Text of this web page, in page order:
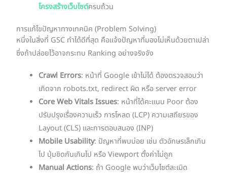
โครงสร้างเว็บไซต์ครบถ้วน
การแก้ไขปัญหาทางเทคนิค (Problem Solving)
หนึ่งในสิ่งที่ GSC ทำได้ดีที่สุด คือแจ้งปัญหาที่มองไม่เห็นด้วยตาเปล่า
ซึ่งถ้าปล่อยไว้อาจกระทบ Ranking อย่างจริงจัง
Crawl Errors: หน้าที่ Google เข้าไม่ได้ ต้องตรวจสอบว่า
เกิดจาก robots.txt, redirect ผิด หรือ server error
Core Web Vitals Issues: หน้าที่ได้คะแนน Poor ต้อง
ปรับปรุงเรื่องความเร็ว การโหลด (LCP) ความเสถียรของ
Layout (CLS) และการตอบสนอง (INP)
Mobile Usability: ปัญหาที่พบบ่อย เช่น ตัวอักษรเล็กเกิน
ไป ปุ่มชิดกันเกินไป หรือ Viewport ตั้งค่าไม่ถูก
Manual Actions: ถ้า Google พบว่าเว็บไซต์ละเมิด